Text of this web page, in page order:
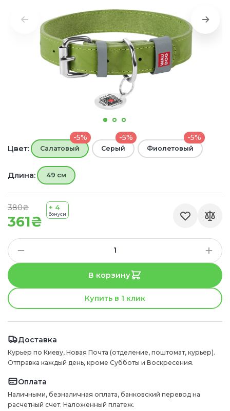
361₴
380₴ + 4
бонуси
Цвет:
-5%
Салатовый
-5%
Серый
-5%
Фиолетовый
Длина: 49 см
В корзину
Купить в 1 клик
Доставка
Курьер по Киеву, Новая Почта (отделение, поштомат, курьер).
Отправка каждый день, кроме Субботы и Воскресения.
Оплата
Наличными, безналичная оплата, банковский перевод на
расчетный счет. Наложенный платеж.